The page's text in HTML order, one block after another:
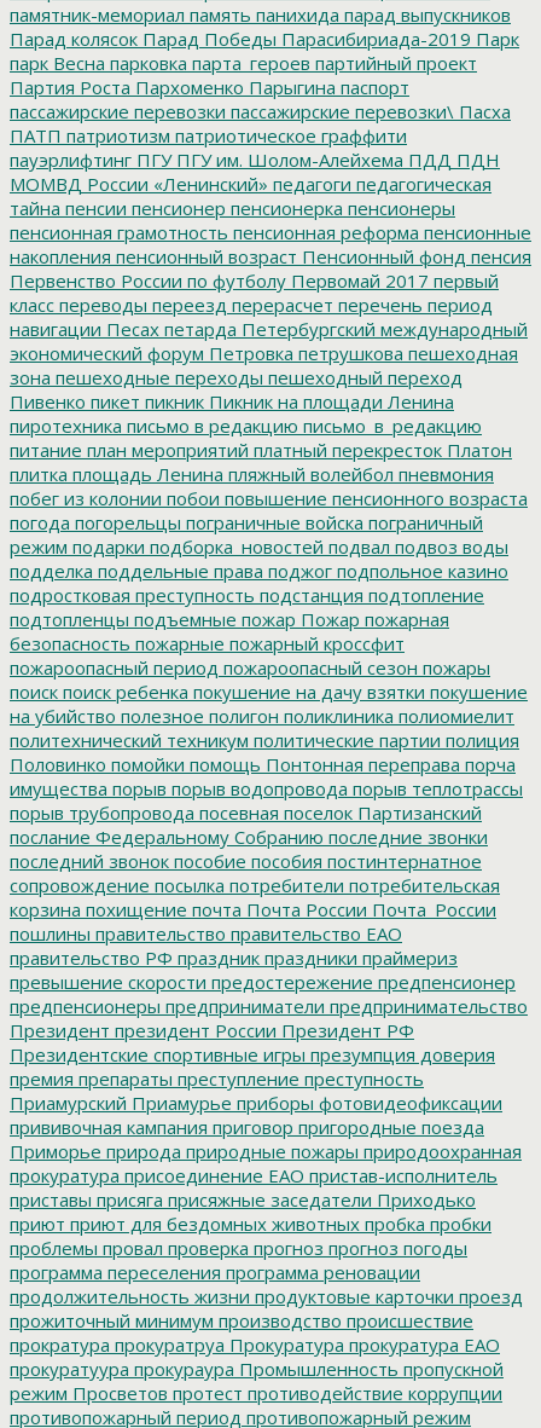
памятник-мемориал память панихида парад выпускников
Парад колясок Парад Победы Парасибириада-2019 Парк
парк Весна парковка парта_героев партийный проект
Партия Роста Пархоменко Парыгина паспорт
пассажирские перевозки пассажирские перевозки\ Пасха
ПАТП патриотизм патриотическое граффити
пауэрлифтинг ПГУПГУ им. Шолом-Алейхема ПДД ПДН
МОМВД России «Ленинский» педагоги педагогическая
тайна пенсии пенсионер пенсионерка пенсионеры
пенсионная грамотность пенсионная реформа пенсионные
накопления пенсионный возраст Пенсионный фонд пенсия
Первенство России по футболу Первомай 2017 первый
класс переводы переезд перерасчет перечень период
навигации Песах петарда Петербургский международный
экономический форум Петровка петрушкова пешеходная
зона пешеходные переходы пешеходный переход
Пивенко пикет пикник Пикник на площади Ленина
пиротехника письмо в редакцию письмо_в_редакцию
питание план мероприятий платный перекресток Платон
плитка площадь Ленина пляжный волейбол пневмония
побег из колонии побои повышение пенсионного возраста
погода погорельцы пограничные войска пограничный
режим подарки подборка_новостей подвал подвоз воды
подделка поддельные права поджог подпольное казино
подростковая преступность подстанция подтопление
подтопленцы подъемные пожар Пожар пожарная
безопасность пожарные пожарный кроссфит
пожароопасный период пожароопасный сезон пожары
поиск поиск ребенка покушение на дачу взятки покушение
на убийство полезное полигон поликлиника полиомиелит
политехнический техникум политические партии полиция
Половинко помойки помощь Понтонная переправа порча
имущества порыв порыв водопровода порыв теплотрассы
порыв трубопровода посевная поселок Партизанский
послание Федеральному Собранию последние звонки
последний звонок пособие пособия постинтернатное
сопровождение посылка потребители потребительская
корзина похищение почта Почта России Почта_России
пошлины правительство правительство ЕАО
правительство РФ праздник праздники праймериз
превышение скорости предостережение предпенсионер
предпенсионеры предприниматели предпринимательство
Президент президент России Президент РФ
Президентские спортивные игры презумпция доверия
премия препараты преступление преступность
Приамурский Приамурье приборы фотовидеофиксации
прививочная кампания приговор пригородные поезда
Приморье природа природные пожары природоохранная
прокуратура присоединение ЕАО пристав-исполнитель
приставы присяга присяжные заседатели Приходько
приют приют для бездомных животных пробка пробки
проблемы провал проверка прогноз прогноз погоды
программа переселения программа реновации
продолжительность жизни продуктовые карточки проезд
прожиточный минимум производство происшествие
прократура прокуратруа Прокуратура прокуратура ЕАО
прокуратуура прокураура Промышленность пропускной
режим Просветов протест противодействие коррупции
противопожарный период противопожарный режим